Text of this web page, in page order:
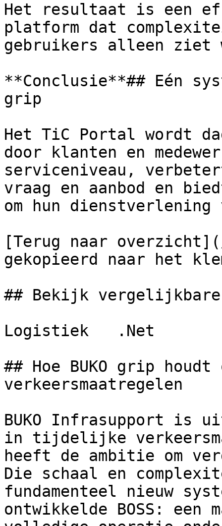
Het resultaat is een
platform dat
gebruikers alleen ziet
**Conclusie**## Eén
grip
Het TiC Portal wordt
door klanten en
serviceniveau,
vraag en aanbod en
om hun
[Terug naar
gekopieerd naar het
## Bekijk vergelijkbare
Logistiek   .Net
## Hoe BUKO grip houdt
verkeersmaatregelen
BUKO Infrasupport is
in tijdelijke
heeft de ambitie om
Die schaal en
fundamenteel nieuw
ontwikkelde BOSS: een